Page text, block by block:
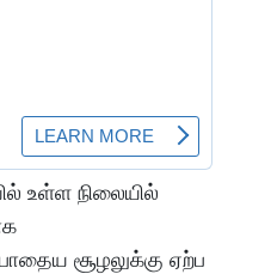
உள்ள நிலையில்
சூழலுக்கு ஏற்ப